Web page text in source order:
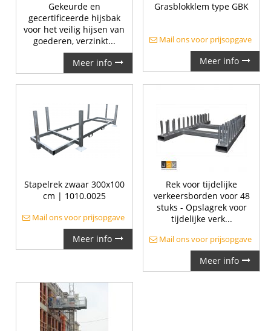
Gekeurde en
gecertificeerde hijsbak
voor het veilig hijsen van
goederen, verzinkt...
Meer info
Grasblokklem type GBK
Mail ons voor prijsopgave
Meer info
Stapelrek zwaar 300x100
cm | 1010.0025
Mail ons voor prijsopgave
Meer info
Rek voor tijdelijke
verkeersborden voor 48
stuks - Opslagrek voor
tijdelijke verk...
Mail ons voor prijsopgave
Meer info